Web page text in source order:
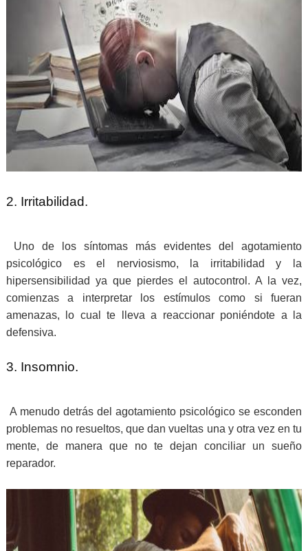
2. Irritabilidad.
Uno de los síntomas más evidentes del agotamiento
psicológico es el nerviosismo, la irritabilidad y la
hipersensibilidad ya que pierdes el autocontrol. A la vez,
comienzas a interpretar los estímulos como si fueran
amenazas, lo cual te lleva a reaccionar poniéndote a la
defensiva.
3. Insomnio.
A menudo detrás del agotamiento psicológico se esconden
problemas no resueltos, que dan vueltas una y otra vez en tu
mente, de manera que no te dejan conciliar un sueño
reparador.